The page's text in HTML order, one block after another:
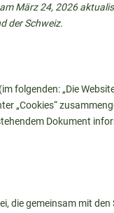
März 24, 2026
der Schweiz.
(im folgenden: „Die
„Cookies“
Dokument
die gemeinsam mit